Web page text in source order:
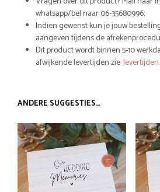
whatsapp/bel naar 06-35680996.
Indien gewenst kun je jouw
aangeven tijdens de
Dit product wordt binnen 5-10
afwijkende levertijden zie:levertijden.
ANDERE SUGGESTIES…